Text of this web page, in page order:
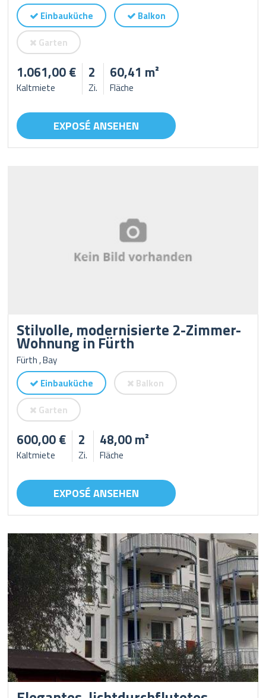
Einbauküche
Balkon
Garten
1.061,00 €
Kaltmiete
2
Zi.
60,41 m²
Fläche
EXPOSÉ ANSEHEN
Stilvolle, modernisierte 2-Zimmer-
Wohnung in Fürth
Fürth , Bay
Einbauküche
Balkon
Garten
600,00 €
Kaltmiete
2
Zi.
48,00 m²
Fläche
EXPOSÉ ANSEHEN